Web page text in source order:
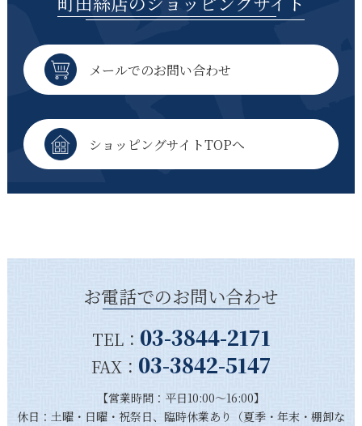
メールでのお問い合わせ
ショッピングサイトTOPへ
お電話でのお問い合わせ
TEL： 03-3844-2171
FAX： 03-3842-5147
【営業時間：平日10:00～16:00】
休日：土曜・日曜・祝祭日、臨時休業あり（夏季・年末・棚卸な